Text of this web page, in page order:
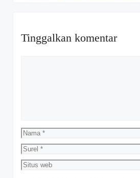
Tinggalkan komentar
Nama
Surel
Situs
web